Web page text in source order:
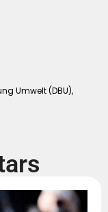
Umwelt (DBU),